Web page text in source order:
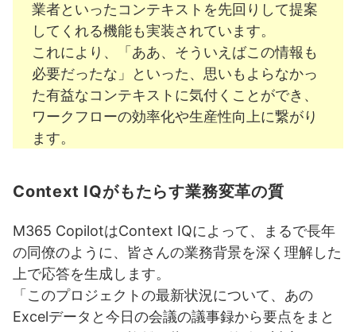
業者といったコンテキストを先回りして提案
してくれる機能も実装されています。
これにより、「ああ、そういえばこの情報も
必要だったな」といった、思いもよらなかっ
た有益なコンテキストに気付くことができ、
ワークフローの効率化や生産性向上に繋がり
ます。
Context IQがもたらす業務変革の質
M365 CopilotはContext IQによって、まるで長年
の同僚のように、皆さんの業務背景を深く理解した
上で応答を生成します。
「このプロジェクトの最新状況について、あの
Excelデータと今日の会議の議事録から要点をまと